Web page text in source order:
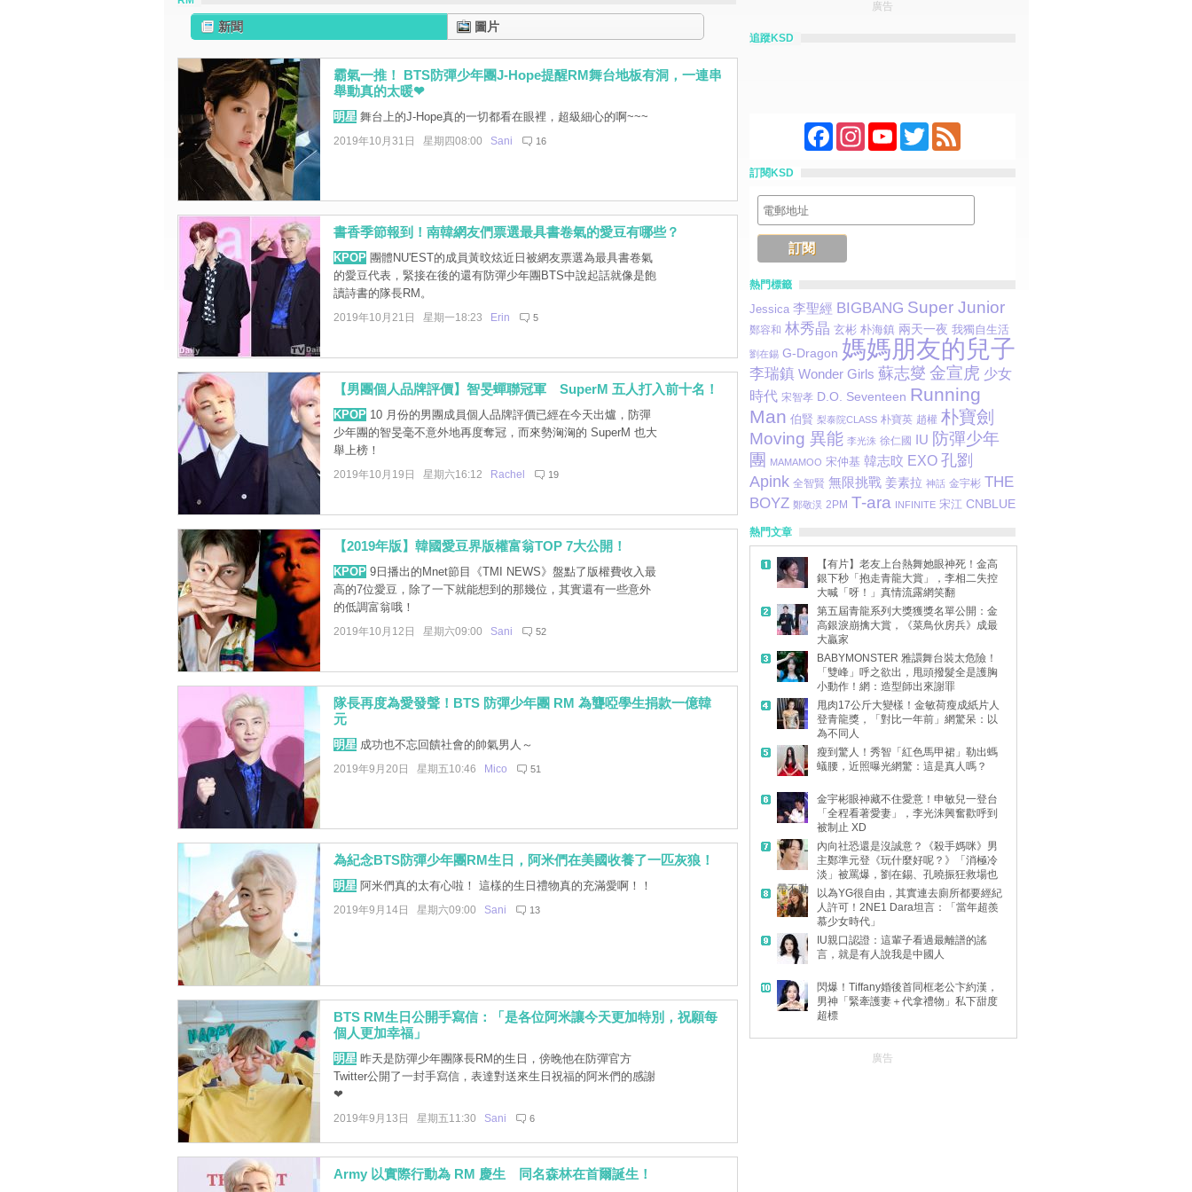
新聞 圖片
霸氣一推！ BTS防彈少年團J-Hope提醒RM舞台地板有洞，一連串
舉動真的太暖❤
明星舞台上的J-Hope真的一切都看在眼裡，超級細心的啊~~~
2019年10月31日 星期四08:00 Sani 16
書香季節報到！南韓網友們票選最具書卷氣的愛豆有哪些？
KPOP團體NU'EST的成員黃旼炫近日被網友票選為最具書卷氣
的愛豆代表，緊接在後的還有防彈少年團BTS中說起話就像是飽
讀詩書的隊長RM。
2019年10月21日 星期一18:23 Erin 5
【男團個人品牌評價】智旻蟬聯冠軍 SuperM 五人打入前十名！
KPOP10 月份的男團成員個人品牌評價已經在今天出爐，防彈
少年團的智旻毫不意外地再度奪冠，而來勢洶洶的 SuperM 也大
舉上榜！
2019年10月19日 星期六16:12 Rachel 19
【2019年版】韓國愛豆界版權富翁TOP 7大公開！
KPOP9日播出的Mnet節目《TMI NEWS》盤點了版權費收入最
高的7位愛豆，除了一下就能想到的那幾位，其實還有一些意外
的低調富翁哦！
2019年10月12日 星期六09:00 Sani 52
隊長再度為愛發聲！BTS 防彈少年團 RM 為聾啞學生捐款一億韓
元
明星成功也不忘回饋社會的帥氣男人～
2019年9月20日 星期五10:46 Mico 51
為紀念BTS防彈少年團RM生日，阿米們在美國收養了一匹灰狼！
明星阿米們真的太有心啦！ 這樣的生日禮物真的充滿愛啊！！
2019年9月14日 星期六09:00 Sani 13
BTS RM生日公開手寫信：「是各位阿米讓今天更加特別，祝願每
個人更加幸福」
明星昨天是防彈少年團隊長RM的生日，傍晚他在防彈官方
Twitter公開了一封手寫信，表達對送來生日祝福的阿米們的感謝
❤
2019年9月13日 星期五11:30 Sani 6
Army 以實際行動為 RM 慶生 同名森林在首爾誕生！
廣告
追蹤KSD
FacebookInstagramYouTubeTwitterFeed
訂閱KSD
熱門標籤
Jessica 李聖經 BIGBANG Super Junior
鄭容和 林秀晶 玄彬 朴海鎮 兩天一夜 我獨自生活
劉在錫 G-Dragon 媽媽朋友的兒子
李瑞鎮 Wonder Girls 蘇志燮 金宣虎 少女
時代 宋智孝 D.O. Seventeen Running
Man 伯賢 梨泰院CLASS 朴寶英 趙權 朴寶劍
Moving 異能 李光洙 徐仁國 IU 防彈少年
團
MAMAMOO 宋仲基 韓志旼 EXO 孔劉
Apink 全智賢 無限挑戰 姜素拉 神話 金宇彬 THE
BOYZ 鄭敬淏 2PM T-ara INFINITE 宋江 CNBLUE
熱門文章
【有片】老友上台熱舞她眼神死！金高
銀下秒「抱走青龍大賞」，李相二失控
大喊「呀！」真情流露網笑翻
第五屆青龍系列大獎獲獎名單公開：金
高銀淚崩擒大賞，《菜鳥伙房兵》成最
大贏家
BABYMONSTER 雅譞舞台裝太危險！
「雙峰」呼之欲出，甩頭撥髮全是護胸
小動作！網：造型師出來謝罪
甩肉17公斤大變樣！金敏荷瘦成紙片人
登青龍獎，「對比一年前」網驚呆：以
為不同人
瘦到驚人！秀智「紅色馬甲裙」勒出螞
蟻腰，近照曝光網驚：這是真人嗎？
金宇彬眼神藏不住愛意！申敏兒一登台
「全程看著愛妻」，李光洙興奮歡呼到
被制止 XD
內向社恐還是沒誠意？《殺手媽咪》男
主鄭準元登《玩什麼好呢？》「消極冷
淡」被罵爆，劉在錫、孔曉振狂救場也
帶不動
以為YG很自由，其實連去廁所都要經紀
人許可！2NE1 Dara坦言：「當年超羨
慕少女時代」
IU親口認證：這輩子看過最離譜的謠
言，就是有人說我是中國人
閃爆！Tiffany婚後首同框老公卞約漢，
男神「緊牽護妻＋代拿禮物」私下甜度
超標
廣告